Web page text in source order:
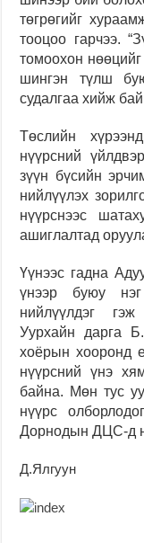
төгрөгийг
тооцоо гарчээ.
томоохон
шингэн түлш
судалгаа хийж бай
Төслийн
нүүрсний
зүүн бүсийн
нийлүүлэх
нүүрснээс
ашиглалтад
Үүнээс гадна
үнээр буюу
нийлүүлдэг
Уурхайн дарга
хоёрын хооронд
нүүрсний үнэ
байна. Мөн тус
нүүрс
Дорнодын ДЦС-д
Д.Ялгуун